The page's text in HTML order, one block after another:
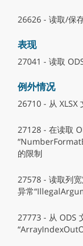
26626 - 读取/保
表现
27041 - 读取
例外情况
26710 - 从 XLSX
27128 - 在读取
的限制
27578 - 读取列
异常
27773 - 从 ODS